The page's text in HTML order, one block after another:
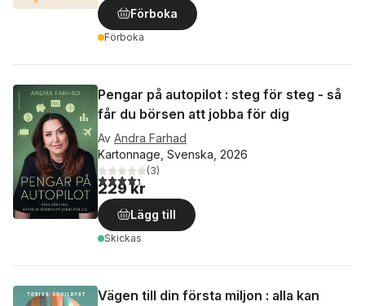
Förboka
Förboka
Pengar på autopilot : steg för steg - så
får du börsen att jobba för dig
Av Andra Farhad
Kartonnage, Svenska, 2026
4,3utav 5 stjärnor. Totalt antal röster:
(3)
229 kr
Lägg till
Skickas
Vägen till din första miljon : alla kan